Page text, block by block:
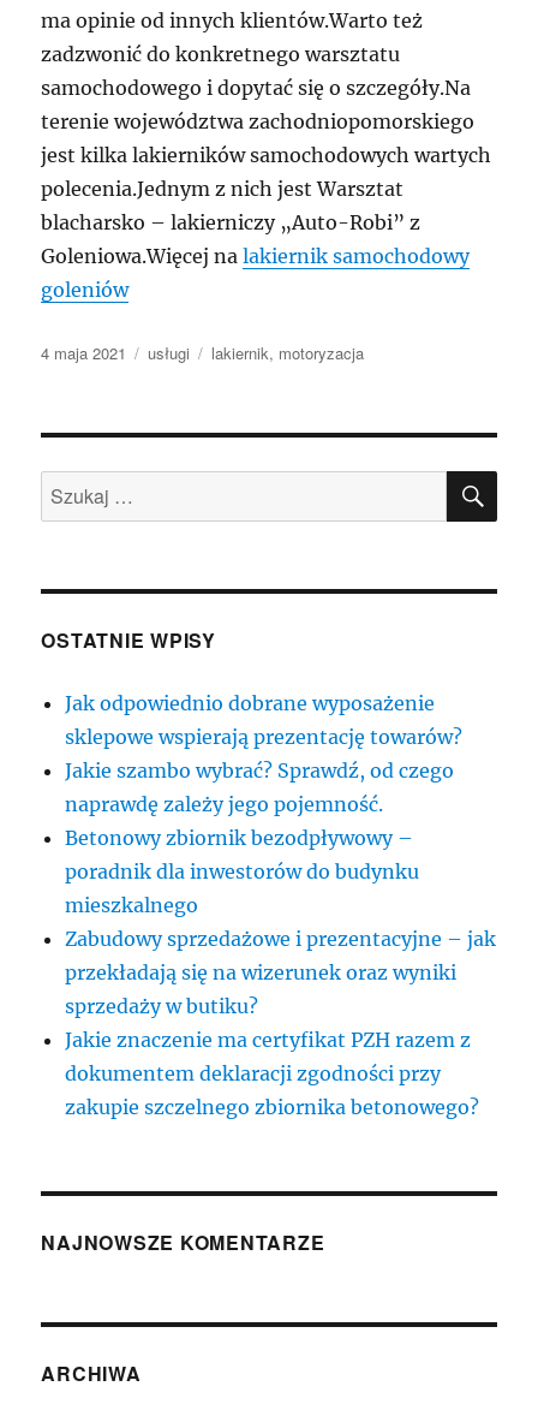
ma opinie od innych klientów.Warto też
zadzwonić do konkretnego warsztatu
samochodowego i dopytać się o szczegóły.Na
terenie województwa zachodniopomorskiego
jest kilka lakierników samochodowych wartych
polecenia.Jednym z nich jest Warsztat
blacharsko – lakierniczy „Auto-Robi” z
Goleniowa.Więcej nalakiernik samochodowy
goleniów
Data
4 maja 2021 Kategorie
usługi Tagi
lakiernik, motoryzacja
Szukaj:
OSTATNIE WPISY
Jak odpowiednio dobrane wyposażenie
sklepowe wspierają prezentację towarów?
Jakie szambo wybrać? Sprawdź, od czego
naprawdę zależy jego pojemność.
Betonowy zbiornik bezodpływowy –
poradnik dla inwestorów do budynku
mieszkalnego
Zabudowy sprzedażowe i prezentacyjne – jak
przekładają się na wizerunek oraz wyniki
sprzedaży w butiku?
Jakie znaczenie ma certyfikat PZH razem z
dokumentem deklaracji zgodności przy
zakupie szczelnego zbiornika betonowego?
NAJNOWSZE KOMENTARZE
ARCHIWA